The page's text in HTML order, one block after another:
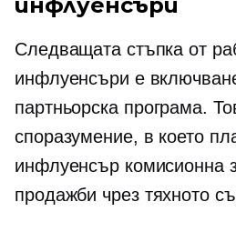
инфлуенсъри
Следващата стъпка от
инфлуенсъри е
партньорска програма.
споразумение, в което
инфлуенсър комисионна
продажби чрез тяхното